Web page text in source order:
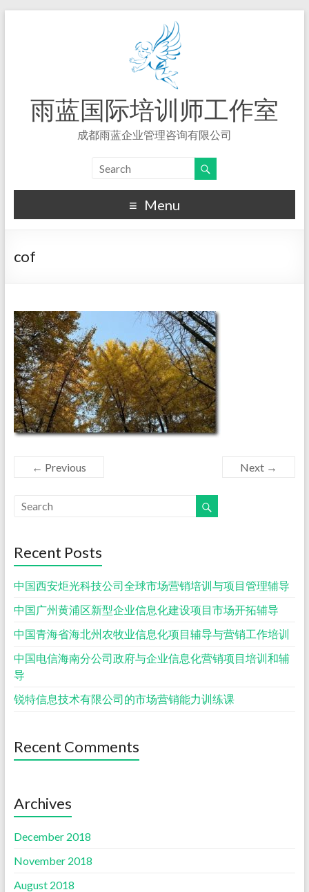
雨蓝国际培训师工作室
成都雨蓝企业管理咨询有限公司
Menu
cof
← Previous Next →
Recent Posts
中国西安炬光科技公司全球市场营销培训与项目管理辅导
中国广州黄浦区新型企业信息化建设项目市场开拓辅导
中国青海省海北州农牧业信息化项目辅导与营销工作培训
中国电信海南分公司政府与企业信息化营销项目培训和辅
导
锐特信息技术有限公司的市场营销能力训练课
Recent Comments
Archives
December 2018
November 2018
August 2018